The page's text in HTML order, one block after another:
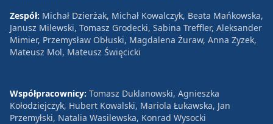
Zespół: Michał Dzierżak, Michał Kowalczyk, Beata Mańkowska,
Janusz Milewski, Tomasz Grodecki, Sabina Treffler, Aleksander
Mimier, Przemysław Obłuski, Magdalena Żuraw, Anna Zyzek,
Mateusz Mol, Mateusz Święcicki
Współpracownicy: Tomasz Duklanowski, Agnieszka
Kołodziejczyk, Hubert Kowalski, Mariola Łukawska, Jan
Przemyłski, Natalia Wasilewska, Konrad Wysocki